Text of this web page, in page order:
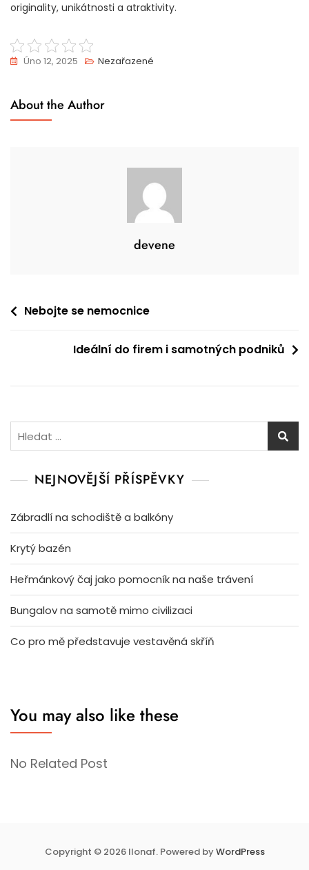
originality, unikátnosti a atraktivity.
Úno 12, 2025 Nezařazené
About the Author
devene
Navigace
příspěvek
Nebojte se nemocnice
Ideální do firem i samotných podniků
NEJNOVĚJŠÍ PŘÍSPĚVKY
Zábradlí na schodiště a balkóny
Krytý bazén
Heřmánkový čaj jako pomocník na naše trávení
Bungalov na samotě mimo civilizaci
Co pro mě představuje vestavěná skříň
You may also like these
No Related Post
Copyright © 2026 Ilonaf. Powered byWordPress